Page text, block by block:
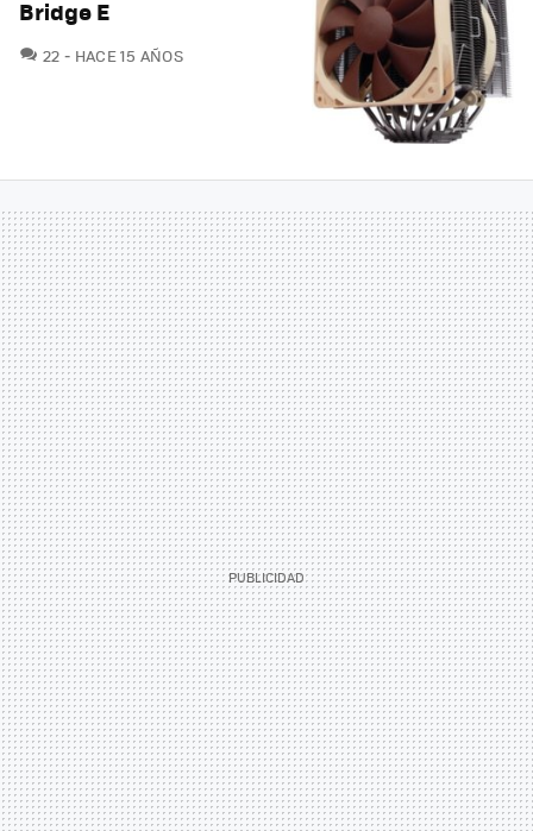
Bridge E
22 COMENTARIOS
HACE 15 AÑOS